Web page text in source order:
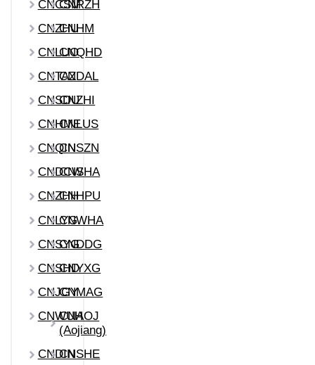
CNCSM
CNRZH
CNZHU
CNHM
CNLUOCNQHD
CNTAZCNDAL
CNSDU
CNZHI
CNHME
CNLUS
CNQINCNSZN
CNDCW
CNSHA
CNZHHCNHPU
CNLYGCNWHA
CNSYGCNDDG
CNSHDCNYXG
CNJGYCNMAG
CNWUH
CNAOJ
(Aojiang)
CNDINCNSHE